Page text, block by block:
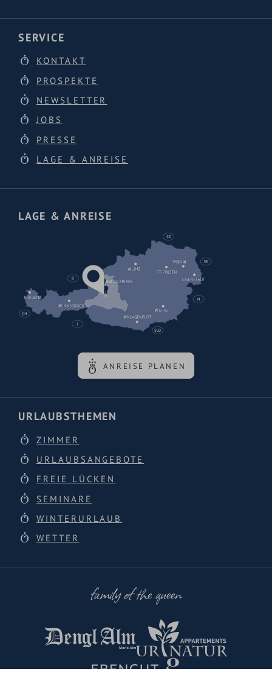
SERVICE
KONTAKT
PROSPEKTE
NEWSLETTER
JOBS
PRESSE
LAGE & ANREISE
LAGE & ANREISE
ANREISE PLANEN
URLAUBSTHEMEN
ZIMMER
URLAUBSANGEBOTE
FREIE LÜCKEN
SEMINARE
WINTERURLAUB
WETTER
family of the queen